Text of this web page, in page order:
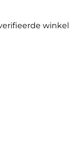
winkel